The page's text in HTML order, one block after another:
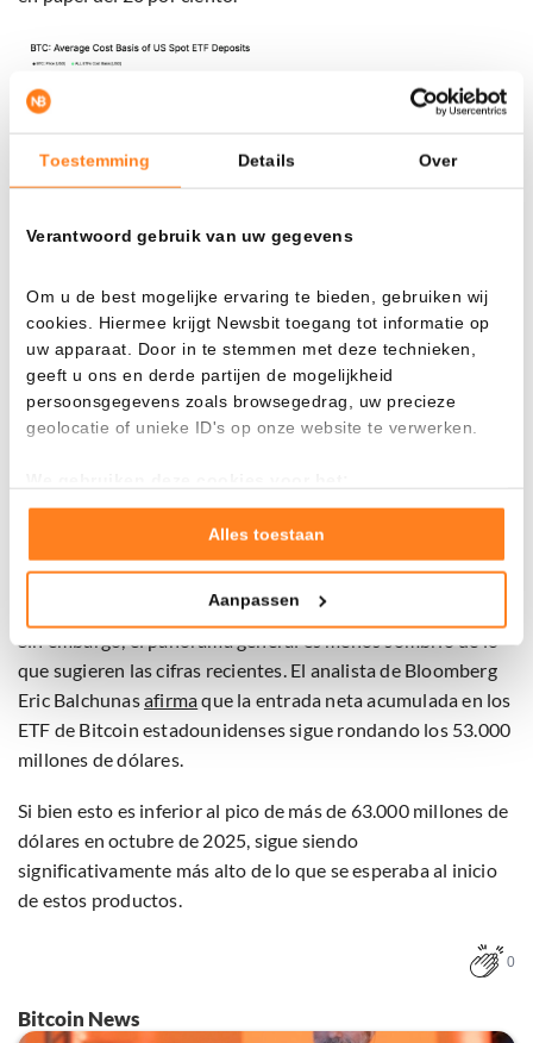
Toestemming Details Over
Verantwoord gebruik van uw gegevens
Om u de best mogelijke ervaring te bieden, gebruiken wij
cookies. Hiermee krijgt Newsbit toegang tot informatie op
uw apparaat. Door in te stemmen met deze technieken,
geeft u ons en derde partijen de mogelijkheid
persoonsgegevens zoals browsegedrag, uw precieze
geolocatie of unieke ID's op onze website te verwerken.
Goed laten functioneren van deze website
Verzamelen van gebruiksstatistieken
Tonen en meten van relevante advertenties
Klik hieronder om ons toestemming te geven om deze
maak gedetailleerde keuzes, waaronder het maken van
op basis van gerechtvaardigd belang. U kunt uw privacy-
instellingen te allen tijde inzien en bijwerken door op de
tekst 'cookies' te klikken onderaan de pagina. Voor meer
Alles toestaan
Aanpassen
Precio medio de compra de los inversores en ETF. Fuente:
No solo Bitcoin bajo presión
digital vieron la semana pasada salir nuevamente cientos
de millones de dólares en capital. Esto lleva a una salida
cuatro semanas.
Sin embargo, el panorama general es menos sombrío de lo
que sugieren las cifras recientes. El analista de Bloomberg
Eric Balchunasafirmaque la entrada neta acumulada en los
ETF de Bitcoin estadounidenses sigue rondando los 53.000
millones de dólares.
Si bien esto es inferior al pico de más de 63.000 millones de
dólares en octubre de 2025, sigue siendo
significativamente más alto de lo que se esperaba al inicio
de estos productos.
0
Bitcoin News